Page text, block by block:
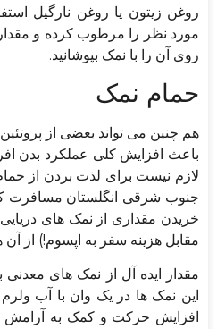
روغن زیتون یا روغن نارگیل
مورد نظر را مرطوب کرده و
روی آن را با نمک بپوشانید.
حمام نمک
هم چنین می تواند بعضی از
باعث افزایش کلی عملکرد بدن
لازم نیست برای لذت بردن از
جنوب شرقی انگلستان مسافرت
خریدن مقداری از نمک های
مقابل هزینه سفر به اپسوم!) از آن
این نمک ها در یک وان با آب
افزایش حرکت و کمک به آرامش